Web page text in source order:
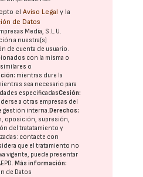
elAviso Legal y la
de Datos
Media, S.L.U.
a nuestra(s)
de cuenta de usuario.
con la misma o
o
mientras dure la
sea necesario para
especificadasCesión:
a otras empresas del
gestión interna.Derechos:
oposición, supresión,
del tratatamiento y
contacte con
que el tratamiento no
vigente, puede presentar
.Más información:
de Datos